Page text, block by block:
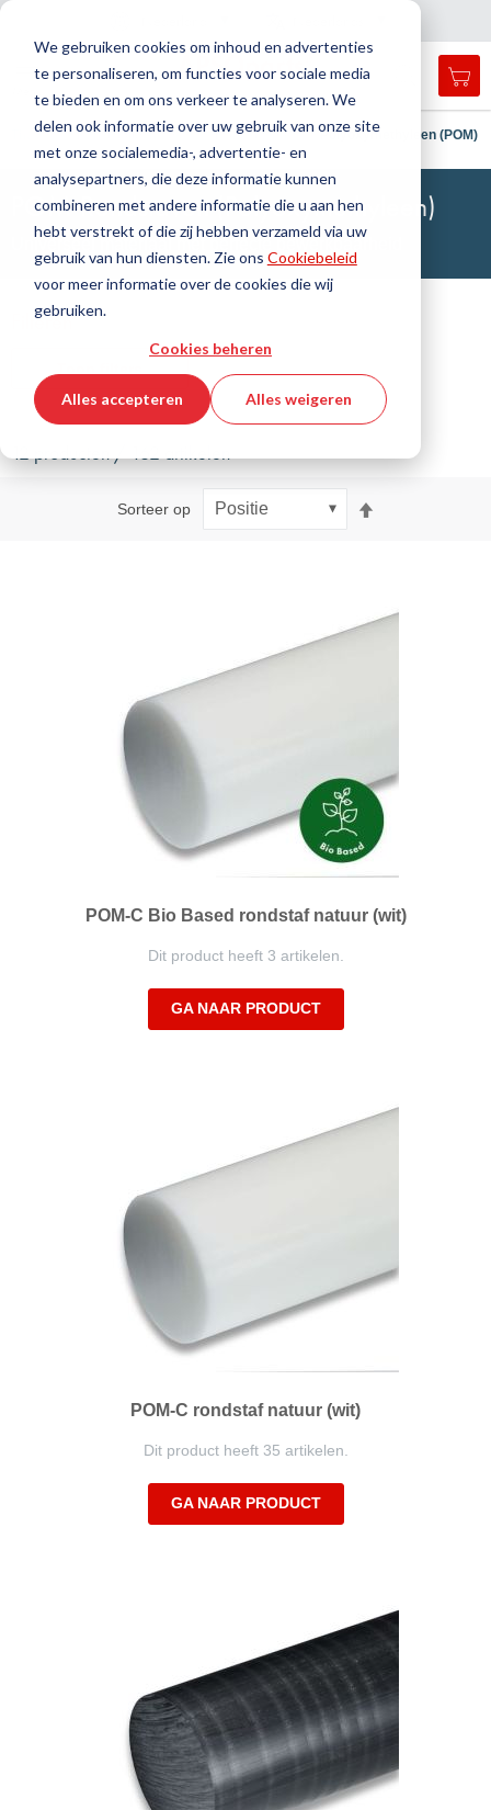
We gebruiken cookies om inhoud en advertenties
te personaliseren, om functies voor sociale media
te bieden en om ons verkeer te analyseren. We
delen ook informatie over uw gebruik van onze site
met onze socialemedia-, advertentie- en
analysepartners, die deze informatie kunnen
combineren met andere informatie die u aan hen
hebt verstrekt of die zij hebben verzameld via uw
gebruik van hun diensten. Zie ons Cookiebeleid
voor meer informatie over de cookies die wij
gebruiken.
Cookies beheren
Alles accepteren Alles weigeren
search
Zoek
Zoek
Thuis Kunststoftechniek Rondstaven Polyoxymethyleen (POM)
POM-Rondstaven (Polyoxymethyleen)
Universeel materiaal met perfecte bewerkbaarheid
Filteren
12 producten / 162 artikelen
Sorteer op
POM-C Bio Based rondstaf natuur (wit)
Dit product heeft 3 artikelen.
GA NAAR PRODUCT
POM-C rondstaf natuur (wit)
Dit product heeft 35 artikelen.
GA NAAR PRODUCT